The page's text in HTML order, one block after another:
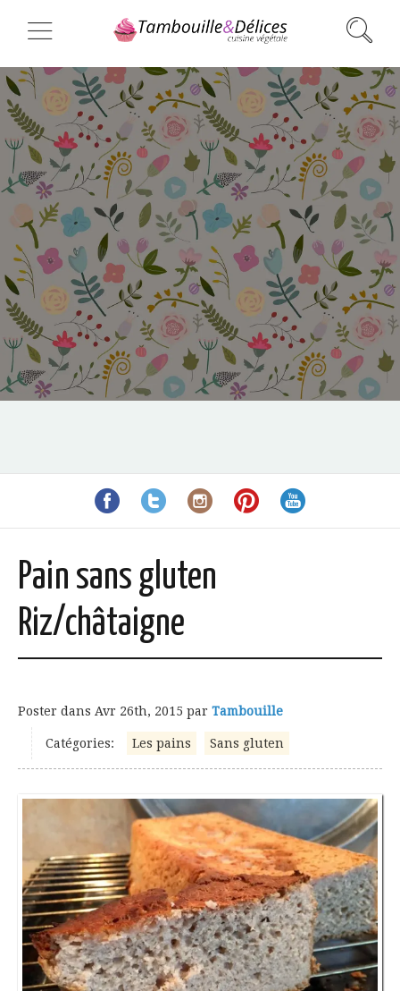
Pain sans gluten
Riz/châtaigne
Poster dans Avr 26th, 2015 par Tambouille
Catégories: Les pains Sans gluten